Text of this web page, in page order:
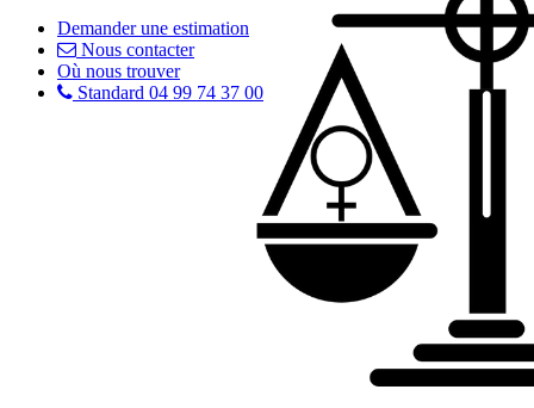
Demander une estimation
Nous contacter
Où nous trouver
Standard 04 99 74 37 00